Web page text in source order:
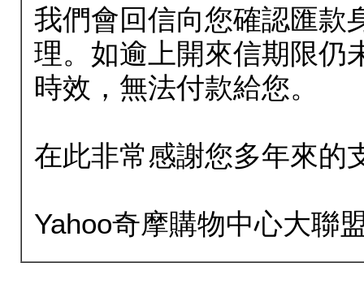
我們會回信向您確認匯款
理。如逾上開來信期限仍
時效，無法付款給您。
在此非常感謝您多年來的
Yahoo奇摩購物中心大